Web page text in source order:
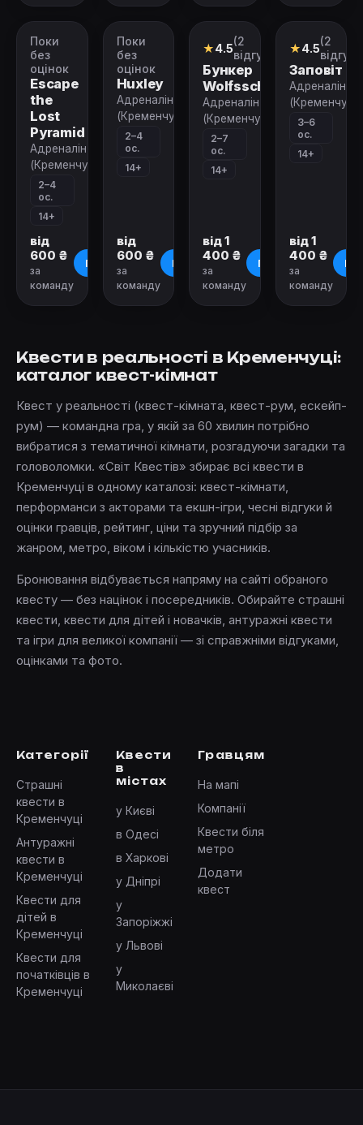
VR-
квест
Поки
без
оцінок
Escape
the
Lost
Pyramid
Адреналін
(Кременчук)
2–4
ос.
14+
від
600 ₴
за
команду
Про квест
VR-
квест
Поки
без
оцінок
Huxley
Адреналін
(Кременчук)
2–4
ос.
14+
від
600 ₴
за
команду
Про квест
Квест
★4.5(2
відгуки)
Бункер
Wolfsschanze
Адреналін
(Кременчук)
2–7
ос.
14+
від 1
400 ₴
за
команду
Про квест
Квест
★4.5(2
Заповіт
Адреналін
(Кременчук)
3–6
ос.
14+
від 1
400 ₴
за
команду
Квести в реальності в Кременчуці:
каталог квест-кімнат
Квест у реальності (квест-кімната, квест-рум, ескейп-
рум) — командна гра, у якій за 60 хвилин потрібно
вибратися з тематичної кімнати, розгадуючи загадки та
головоломки. «Світ Квестів» збирає всі квести в
Кременчуці в одному каталозі: квест-кімнати,
перформанси з акторами та екшн-ігри, чесні відгуки й
оцінки гравців, рейтинг, ціни та зручний підбір за
жанром, метро, віком і кількістю учасників.
Бронювання відбувається напряму на сайті обраного
квесту — без націнок і посередників. Обирайте страшні
квести, квести для дітей і новачків, антуражні квести
та ігри для великої компанії — зі справжніми відгуками,
оцінками та фото.
Категорії
Страшні
квести в
Кременчуці
Антуражні
квести в
Кременчуці
Квести для
дітей в
Кременчуці
Квести для
початківців в
Кременчуці
Квести
в
містах
у Києві
в Одесі
в Харкові
у Дніпрі
у
Запоріжжі
у Львові
у
Миколаєві
Гравцям
На мапі
Компанії
Квести біля
метро
Додати
квест